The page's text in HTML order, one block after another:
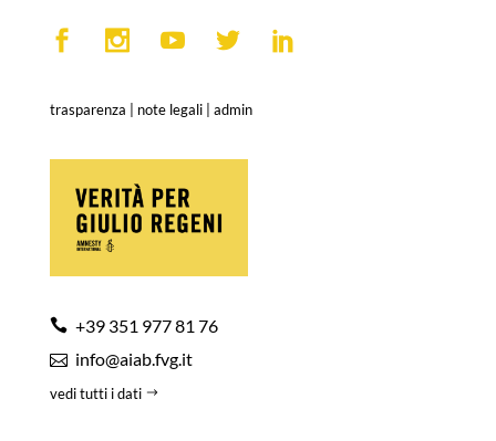
trasparenza note legali| admin
+39 351 977 81 76
info@aiab.fvg.it
vedi tutti i dati